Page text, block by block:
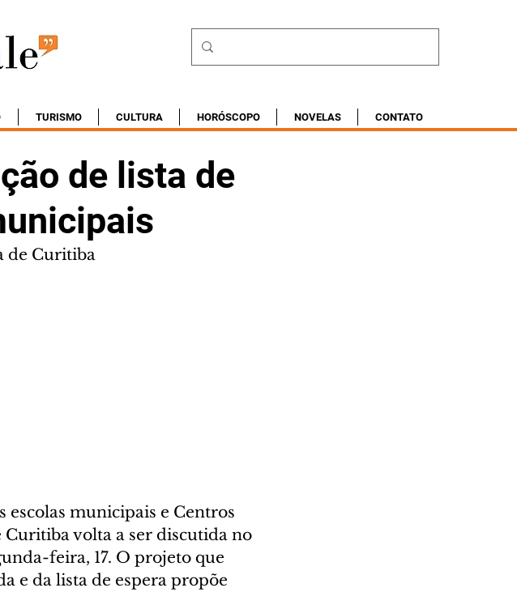
TURISMO CULTURA HORÓSCOPO NOVELAS CONTATO
de lista de
de Curitiba
escolas municipais e Centros
volta a ser discutida no
feira, 17. O projeto que
e da lista de espera propõe